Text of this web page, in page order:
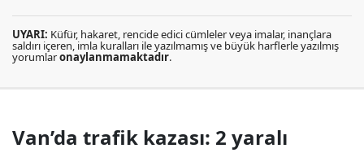
UYARI: Küfür, hakaret, rencide edici cümleler veya imalar, inançlara
saldırı içeren, imla kuralları ile yazılmamış ve büyük harflerle yazılmış
yorumlaronaylanmamaktadır.
Van’da trafik kazası: 2 yaralı